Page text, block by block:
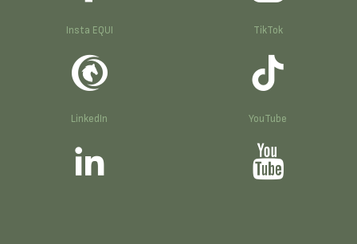
Insta EQUI TikTok
LinkedIn YouTube